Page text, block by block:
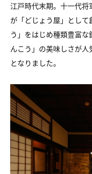
江戸時代末期。十一代
が「どじょう屋」とし
う」をはじめ種類豊富
んこう」の美味しさが
となりました。